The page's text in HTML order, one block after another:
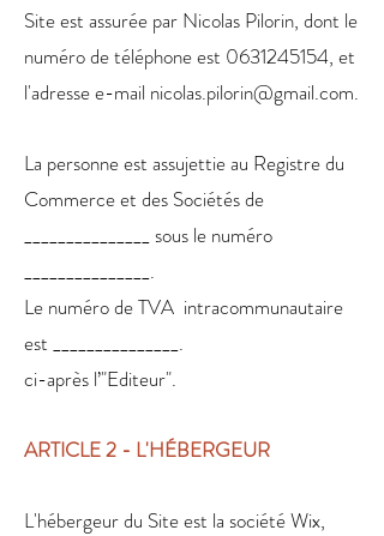
Site est assurée par Nicolas Pilorin, dont le
numéro de téléphone est 0631245154, et
l'adresse e-mail nicolas.pilorin@gmail.com.
La personne est assujettie au Registre du
Commerce et des Sociétés de
_______________ sous le numéro
_______________.
Le numéro de TVA intracommunautaire
est _______________.
ci-après l’"Editeur".
ARTICLE 2 - L'HÉBERGEUR
L'hébergeur du Site est la société Wix,